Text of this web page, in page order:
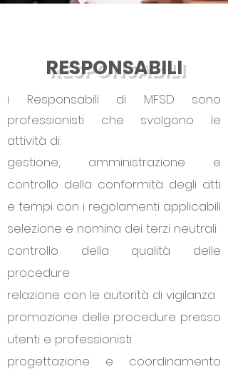
RESPONSABILI
I
Responsabili di MFSD sono
professionisti che svolgono le
attività di:
gestione, amministrazione e
controllo della conformità degli atti
e tempi con i regolamenti applicabili
selezione e nomina dei terzi neutrali
controllo della qualità delle
procedure
relazione con le autorità di vigilanza
promozione delle procedure presso
utenti e professionisti
progettazione e coordinamento